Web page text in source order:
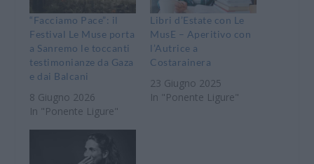
“Facciamo Pace”: il
Festival Le Muse porta
a Sanremo le toccanti
testimonianze da Gaza
e dai Balcani
8 Giugno 2026
In "Ponente Ligure"
Libri d’Estate con Le
MusE – Aperitivo con
l’Autrice a
Costarainera
23 Giugno 2025
In "Ponente Ligure"